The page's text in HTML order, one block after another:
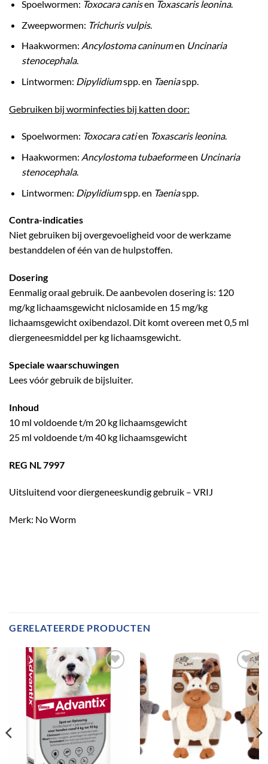
Spoelwormen: Toxocara canisen Toxascaris leonina.
Zweepwormen: Trichuris vulpis.
Haakwormen: Ancylostoma caninumen Uncinaria
stenocephala.
Lintwormen: Dipylidiumspp. en Taeniaspp.
Gebruiken bij worminfecties bij katten door:
Spoelwormen: Toxocara catien Toxascaris leonina.
Haakwormen: Ancylostoma tubaeformeen Uncinaria
stenocephala.
Lintwormen: Dipylidiumspp. en Taeniaspp.
Contra-indicaties
Niet gebruiken bij overgevoeligheid voor de werkzame
bestanddelen of één van de hulpstoffen.
Dosering
Eenmalig oraal gebruik. De aanbevolen dosering is: 120
mg/kg lichaamsgewicht niclosamide en 15 mg/kg
lichaamsgewicht oxibendazol. Dit komt overeen met 0,5 ml
diergeneesmiddel per kg lichaamsgewicht.
Speciale waarschuwingen
Lees vóór gebruik de bijsluiter.
Inhoud
10 ml voldoende t/m 20 kg lichaamsgewicht
25 ml voldoende t/m 40 kg lichaamsgewicht
REG NL 7997
Uitsluitend voor diergeneeskundig gebruik – VRIJ
Merk: No Worm
GERELATEERDE PRODUCTEN
Toevoegen
aan
verlanglijst
Toevoegen
verlanglijst